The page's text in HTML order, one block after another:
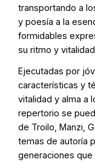
transportando a
y poesía a la
formidables
su ritmo y
Ejecutadas por
características y
vitalidad y alma a
repertorio se
de Troilo, Manzi,
temas de autoría
generaciones que